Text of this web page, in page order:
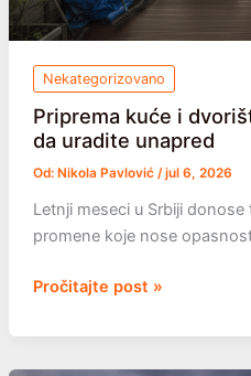
Nekategorizovano
Priprema kuće i
da uradite unapred
Od: Nikola Pavlović /jul 6, 2026
Letnji meseci u Srbiji
promene koje nose
Priprema
i
dvorišta
Pročitajte post »